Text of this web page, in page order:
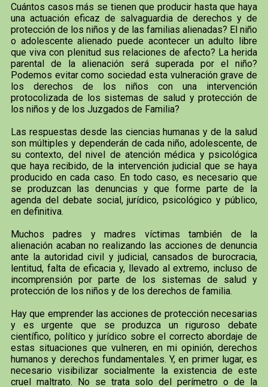
Cuántos casos más se tienen que producir hasta que haya
una actuación eficaz de salvaguardia de derechos y de
protección de los niños y de las familias alienadas? El niño
o adolescente alienado puede acontecer un adulto libre
que viva con plenitud sus relaciones de afecto? La herida
parental de la alienación será superada por el niño?
Podemos evitar como sociedad esta vulneración grave de
los derechos de los niños con una intervención
protocolizada de los sistemas de salud y protección de
los niños y de los Juzgados de Familia?
Las respuestas desde las ciencias humanas y de la salud
son múltiples y dependerán de cada niño, adolescente, de
su contexto, del nivel de atención médica y psicológica
que haya recibido, de la intervención judicial que se haya
producido en cada caso. En todo caso, es necesario que
se produzcan las denuncias y que forme parte de la
agenda del debate social, jurídico, psicológico y público,
en definitiva.
Muchos padres y madres víctimas también de la
alienación acaban no realizando las acciones de denuncia
ante la autoridad civil y judicial, cansados de burocracia,
lentitud, falta de eficacia y, llevado al extremo, incluso de
incomprensión por parte de los sistemas de salud y
protección de los niños y de los derechos de familia.
Hay que emprender las acciones de protección necesarias
y es urgente que se produzca un riguroso debate
científico, político y jurídico sobre el correcto abordaje de
estas situaciones que vulneren, en mi opinión, derechos
humanos y derechos fundamentales. Y, en primer lugar, es
necesario visibilizar socialmente la existencia de este
cruel maltrato. No se trata solo del perímetro o de la